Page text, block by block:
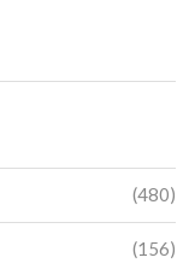
(480)
(156)